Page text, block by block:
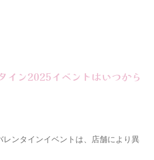
イン2025イベントはいつから
ンタインイベントは、店舗により異